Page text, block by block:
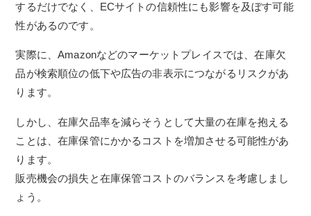
するだけでなく、ECサイトの信頼性にも影響を及ぼす可能
性があるのです。
実際に、Amazonなどのマーケットプレイスでは、在庫欠
品が検索順位の低下や広告の非表示につながるリスクがあ
ります。
しかし、在庫欠品率を減らそうとして大量の在庫を抱える
ことは、在庫保管にかかるコストを増加させる可能性があ
ります。
販売機会の損失と在庫保管コストのバランスを考慮しまし
ょう。